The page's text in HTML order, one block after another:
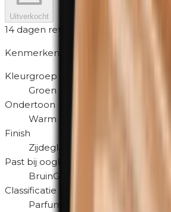
Uitverkocht
14 dagen retour
Kenmerken
Kleurgroep
Groen
Ondertoon
Warm
Finish
Zijdeglans
Past bij oogkleur
BruinGrijs
Classificatie
Parfumvrij